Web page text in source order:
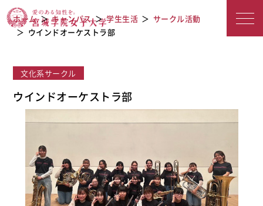
ウインドオーケストラ部
ホーム キャンパス 学生生活
サークル活動
ウインドオーケストラ部
文化系サークル
ウインドオーケストラ部